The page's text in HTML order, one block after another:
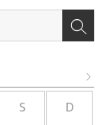
S D